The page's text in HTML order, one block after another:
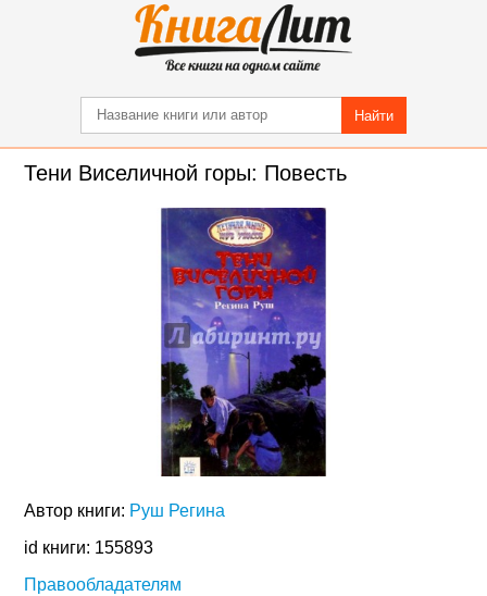
Найти
Тени Виселичной горы: Повесть
Автор книги: Руш Регина
id книги: 155893
Правообладателям